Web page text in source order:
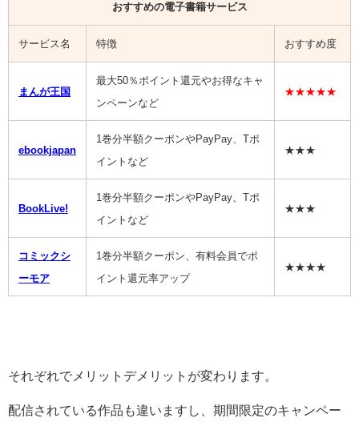
おすすめの電子書籍サービス
サービス名 特徴 おすすめ度
まんが王国
最大50％ポイント還元やお得なキャ
ンペーンなど
★★★★★
ebookjapan
1巻分半額クーポンやPayPay、Tポ
イントなど
★★★
BookLive!
1巻分半額クーポンやPayPay、Tポ
イントなど
★★★
コミックシ
ーモア
1巻分半額クーポン、有料会員でポ
イント還元率アップ
★★★★
それぞれでメリットデメリットが変わります。
配信されている作品も違いますし、期間限定のキャンペー